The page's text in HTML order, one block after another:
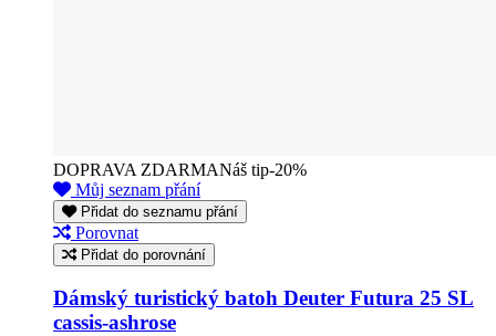
DOPRAVA ZDARMANáš tip-20%
Můj seznam přání
Přidat do seznamu přání
Porovnat
Přidat do porovnání
Dámský turistický batoh Deuter Futura 25 SL
cassis-ashrose